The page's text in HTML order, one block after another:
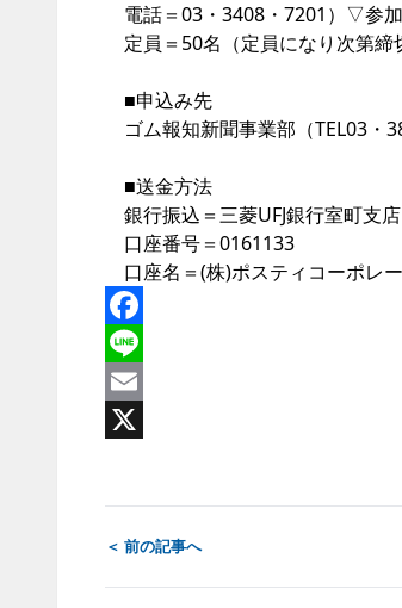
電話＝03・3408・7201）▽参加
定員＝50名（定員になり次第締
■申込み先
ゴム報知新聞事業部（TEL03・
■送金方法
銀行振込＝三菱UFJ銀行室町支店
口座番号＝0161133
口座名＝(株)ポスティコーポレ
Facebook
Line
Email
＜ 前の記事へ